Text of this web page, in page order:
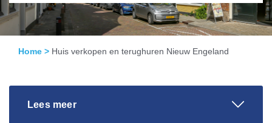
Home > Huis verkopen en terughuren Nieuw Engeland
Lees meer